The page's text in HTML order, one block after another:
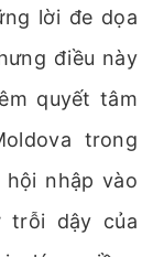
lời đe dọa
điều này
quyết tâm
trong
nhập vào
trỗi dậy của